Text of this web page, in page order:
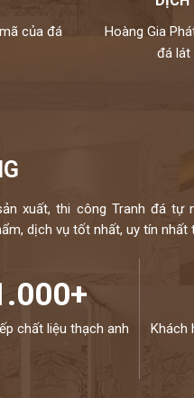
xanh, xanh biển,…
đá tự nhiên chuyên
của đá
Hoàng Gia
đá lát
xuất, thi công Tranh đá tự
dịch vụ tốt nhất, uy tín nhất
chất liệu thạch anh
Khách